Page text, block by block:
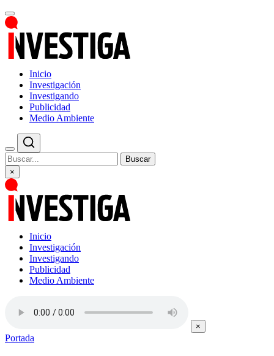
Inicio
Investigación
Investigando
Publicidad
Medio Ambiente
Buscar
×
Inicio
Investigación
Investigando
Publicidad
Medio Ambiente
×
Portada